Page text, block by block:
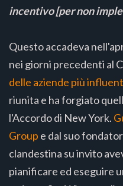
incentivo [per non
Questo accadeva
nei giorni precedenti al
delle aziende più
riunita e ha forgiato
l'Accordo di New York.
Group e dal suo
clandestina su invito
pianificare ed eseguire